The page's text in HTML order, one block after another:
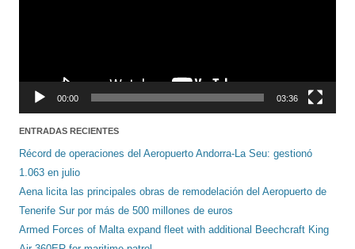
00:00 03:36
ENTRADAS RECIENTES
Récord de operaciones del Aeropuerto Andorra-La Seu: gestionó
1.063 en julio
Aena licita las principales obras de remodelación del Aeropuerto de
Tenerife Sur por más de 500 millones de euros
Armed Forces of Malta expand fleet with additional Beechcraft King